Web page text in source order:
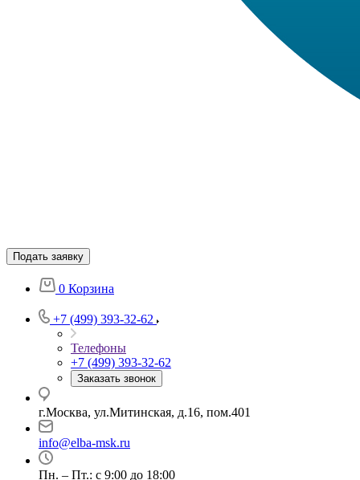
Подать заявку
0 Корзина
+7 (499) 393-32-62
Телефоны
+7 (499) 393-32-62
Заказать звонок
г.Москва, ул.Митинская, д.16, пом.401
info@elba-msk.ru
Пн. – Пт.: с 9:00 до 18:00